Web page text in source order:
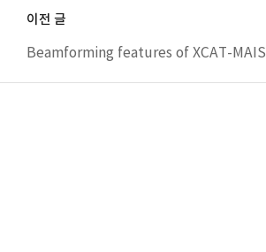
이전 글
Beamforming features of XCAT-MAIS